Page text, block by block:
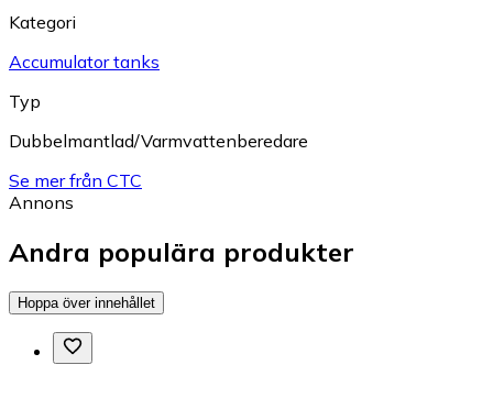
Kategori
Accumulator tanks
Typ
Dubbelmantlad/Varmvattenberedare
Se mer från CTC
Annons
Andra populära produkter
Hoppa över innehållet